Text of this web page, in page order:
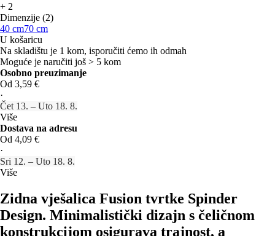
+ 2
Dimenzije (2)
40 cm70 cm
U košaricu
Na skladištu je 1 kom, isporučiti ćemo ih odmah
Moguće je naručiti još > 5 kom
Osobno preuzimanje
Od 3,59 €
·
Čet 13. – Uto 18. 8.
Više
Dostava na adresu
Od 4,09 €
·
Sri 12. – Uto 18. 8.
Više
Zidna vješalica Fusion tvrtke Spinder
Design. Minimalistički dizajn s čeličnom
konstrukcijom osigurava trajnost, a